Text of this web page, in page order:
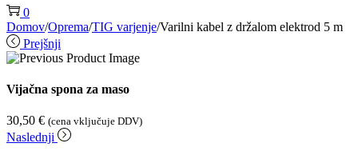
0
Domov/Oprema/TIG varjenje/Varilni kabel z držalom elektrod 5 m
Prejšnji
Vijačna spona za maso
30,50 € (cena vključuje DDV)
Naslednji